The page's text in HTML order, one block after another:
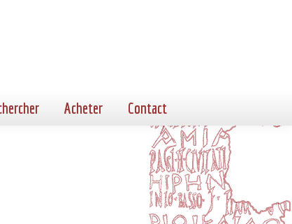
Acheter Contact